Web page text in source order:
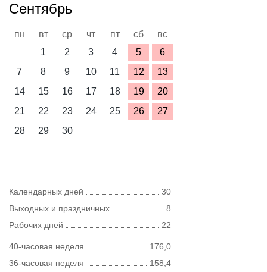
Сентябрь
пн вт ср чт пт сб
вс
1
2 3 4 5
6
7
8 9 10 11 12
13
14
15 16 17 18 19
20
21
22 23 24 25 26
27
28
29 30
Календарных дней
30
Выходных и праздничных
8
Рабочих дней
22
40-часовая неделя
176,0
36-часовая неделя
158,4